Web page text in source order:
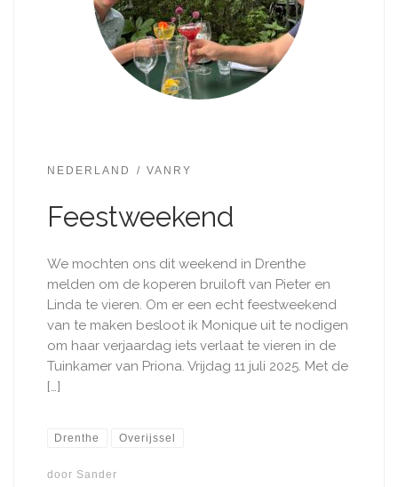
NEDERLAND VANRY
Feestweekend
We mochten ons dit weekend in Drenthe
melden om de koperen bruiloft van Pieter en
Linda te vieren. Om er een echt feestweekend
van te maken besloot ik Monique uit te nodigen
om haar verjaardag iets verlaat te vieren in de
Tuinkamer van Priona. Vrijdag 11 juli 2025. Met de
[…]
Drenthe Overijssel
door Sander